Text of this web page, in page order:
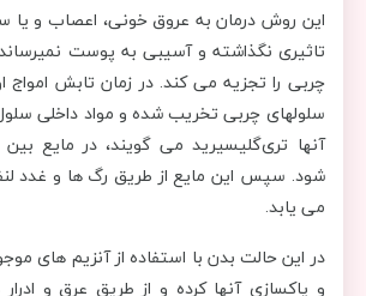
این روش درمان به عروق خونی، اعصاب و یا
تاثیری نگذاشته و آسیبی به پوست
چربی را تجزیه می کند. در زمان تابش امواج
سلولهای چربی تخریب شده و مواد داخلی
آنها تری‌گلیسیرید می گویند، در مایع
شود. سپس این مایع از طریق رگ ها و غدد
می یابد.
در این حالت بدن با استفاده از آنزیم های
و پاکسازی آنها کرده و از طریق عرق و